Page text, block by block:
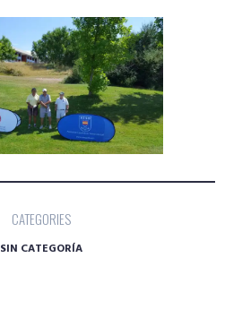
CATEGORIES
SIN CATEGORÍA